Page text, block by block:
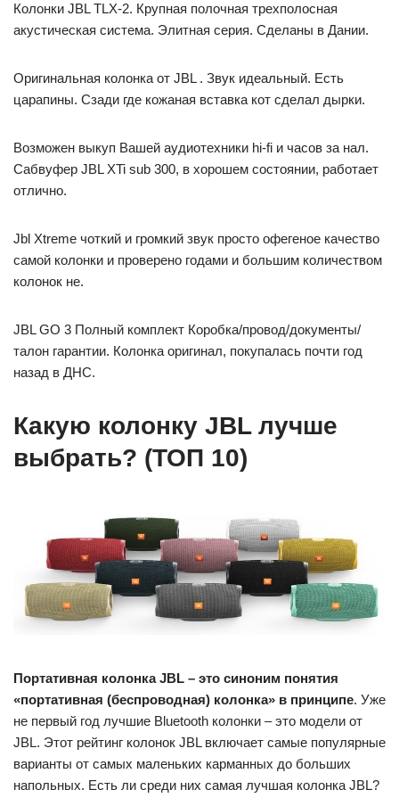
Колонки JBL TLX-2. Крупная полочная трехполосная
акустическая система. Элитная серия. Сделаны в Дании.
Оригинальная колонка от JBL . Звук идеальный. Есть
царапины. Сзади где кожаная вставка кот сделал дырки.
Возможен выкуп Вашей аудиотехники hi-fi и часов за нал.
Сабвуфер JBL XTi sub 300, в хорошем состоянии, работает
отлично.
Jbl Xtreme чоткий и громкий звук просто офегеное качество
самой колонки и проверено годами и большим количеством
колонок не.
JBL GO 3 Полный комплект Коробка/провод/документы/
талон гарантии. Колонка оригинал, покупалась почти год
назад в ДНС.
Какую колонку JBL лучше
выбрать? (ТОП 10)
Портативная колонка JBL – это синоним понятия
«портативная (беспроводная) колонка» в принципе. Уже
не первый год лучшие Bluetooth колонки – это модели от
JBL. Этот рейтинг колонок JBL включает самые популярные
варианты от самых маленьких карманных до больших
напольных. Есть ли среди них самая лучшая колонка JBL?